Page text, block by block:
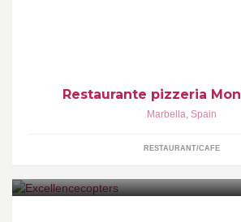
Restaurante pizzeria
Marbella, Spain
RESTAURANT/CAFE